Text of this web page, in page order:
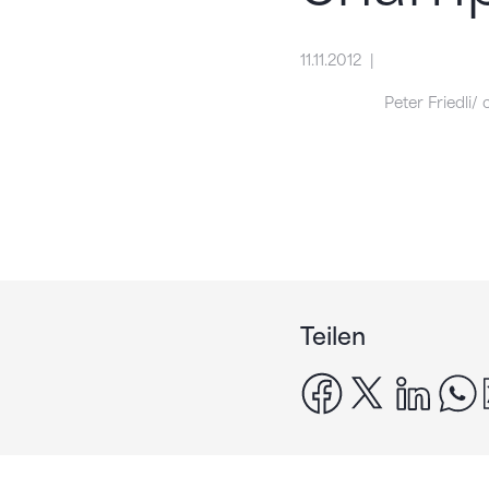
11.11.2012
Peter Friedli/
Teilen
facebook
x